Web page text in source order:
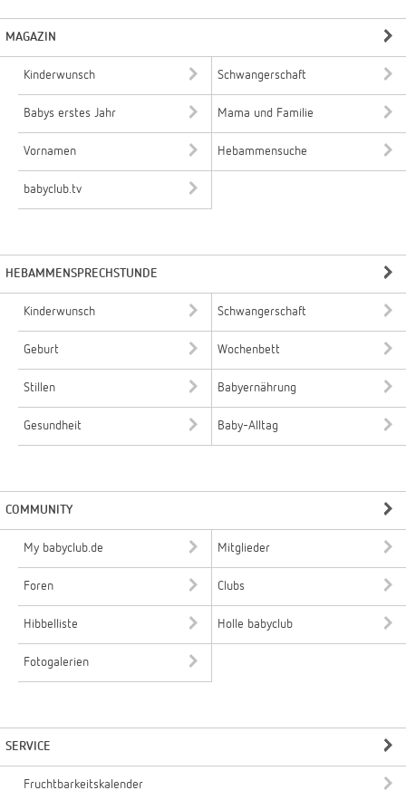
MAGAZIN
Kinderwunsch Schwangerschaft
Babys erstes Jahr Mama und Familie
Vornamen Hebammensuche
babyclub.tv
HEBAMMENSPRECHSTUNDE
Kinderwunsch Schwangerschaft
Geburt Wochenbett
Stillen Babyernährung
Gesundheit Baby-Alltag
COMMUNITY
My babyclub.de Mitglieder
Foren Clubs
Hibbelliste Holle babyclub
Fotogalerien
SERVICE
Fruchtbarkeitskalender